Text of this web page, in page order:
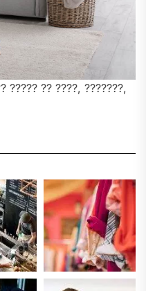
????? ?? ????, ???????,